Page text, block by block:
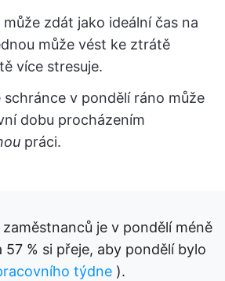
může zdát jako ideální čas na
může vést ke ztrátě
více stresuje.
schránce v pondělí ráno může
dobu procházením
práci.
je v pondělí méně
% si přeje, aby pondělí bylo
týdne ).